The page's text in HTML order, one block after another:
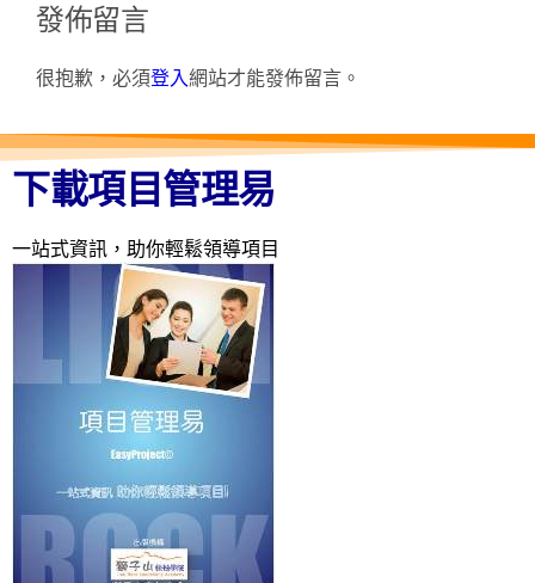
發佈留言
很抱歉，必須登入網站才能發佈留言。
下載項目管理易
一站式資訊，助你輕鬆領導項目